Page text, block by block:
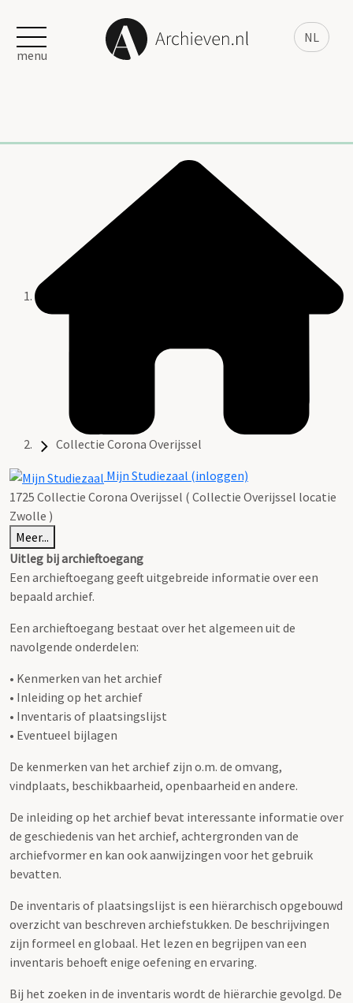
NL
menu
Collectie Corona Overijssel
Mijn Studiezaal (inloggen)
1725 Collectie Corona Overijssel ( Collectie Overijssel locatie
Zwolle )
Meer...
Uitleg bij archieftoegang
Een archieftoegang geeft uitgebreide informatie over een
bepaald archief.
Een archieftoegang bestaat over het algemeen uit de
navolgende onderdelen:
• Kenmerken van het archief
• Inleiding op het archief
• Inventaris of plaatsingslijst
• Eventueel bijlagen
De kenmerken van het archief zijn o.m. de omvang,
vindplaats, beschikbaarheid, openbaarheid en andere.
De inleiding op het archief bevat interessante informatie over
de geschiedenis van het archief, achtergronden van de
archiefvormer en kan ook aanwijzingen voor het gebruik
bevatten.
De inventaris of plaatsingslijst is een hiërarchisch opgebouwd
overzicht van beschreven archiefstukken. De beschrijvingen
zijn formeel en globaal. Het lezen en begrijpen van een
inventaris behoeft enige oefening en ervaring.
Bij het zoeken in de inventaris wordt de hiërarchie gevolgd. De